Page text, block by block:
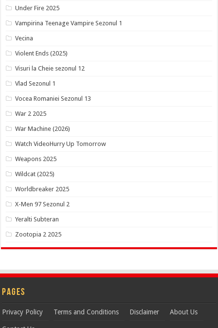
Under Fire 2025
Vampirina Teenage Vampire Sezonul 1
Vecina
Violent Ends (2025)
Visuri la Cheie sezonul 12
Vlad Sezonul 1
Vocea Romaniei Sezonul 13
War 2 2025
War Machine (2026)
Watch VideoHurry Up Tomorrow
Weapons 2025
Wildcat (2025)
Worldbreaker 2025
X-Men 97 Sezonul 2
Yeralti Subteran
Zootopia 2 2025
Pages
Privacy Policy Terms and Conditions Disclaimer About Us